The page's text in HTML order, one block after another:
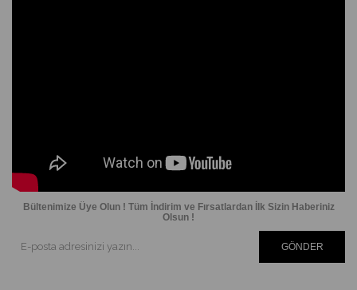
Bültenimize Üye Olun ! Tüm İndirim ve Fırsatlardan İlk Sizin Haberiniz
Olsun !
GÖNDER